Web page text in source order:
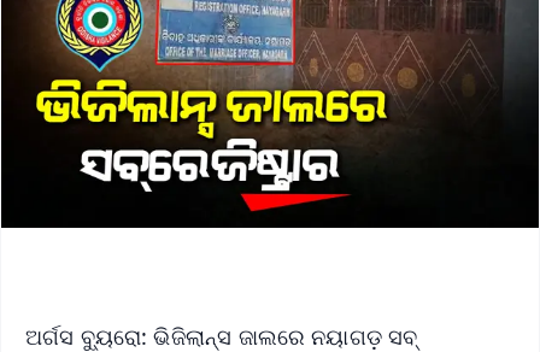
ଅର୍ଗସ ବ୍ୟୁରୋ: ଭିଜିଲାନ୍ସ ଜାଲରେ ନୟାଗଡ଼ ସବ୍‌